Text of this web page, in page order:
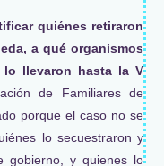
quiénes retiraron
a qué organismos
lo llevaron hasta la V
de Familiares de
porque el caso no se
lo secuestraron y
gobierno, y quienes lo